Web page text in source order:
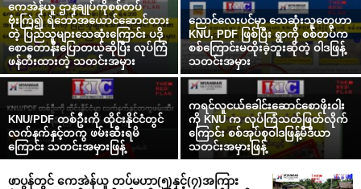
ကေအဲန်ယူ ဌာနချုပ်ကိုစစ်တပ်
ဗုံးကြဲ၍ ရဲဘော်အယောင်ဆောင်ထား
တဲ့ ပြည်သူများသေဆုံးကြောင်း ပဒို
စောတောနီးပြောတယ်ဆိုပြီး လုပ်ကြံ
ဖန်တီးထားတဲ့ သတင်းအမှား
ညောင်လေးပင်မှာ သေဆုံးသူတွေဟာ
KNU, PDF ဖြစ်ပြီး ရွာကို စစ်တပ်က
စစ်ကြောင်းမထိုးခဲ့ဘူးဆိုတဲ့ ဝါဒဖြန့်
သတင်းအမှား
KNU/PDF တစ်ဦးကို ထိုင်းနိုင်ငံတွင်
လက်နက်နှင့်တကွ ဖမ်းဆီးရမိ
ကြောင်း သတင်းအမှားဖြန့်
ကရင်လူငယ်ခေါင်းဆောင်စောဖိုးဝါး
ကို KNU က လုပ်ကြံသတ်ဖြတ်လိုက်
ကြောင်း စစ်အုပ်စုဝါဒဖြန့်မီဒီယာ
သတင်းအမှားဖြန့်
ဖာပွန်တွင် ကေအဲန်ယူ တပ်မဟာ(၅)နှင့်(၇)အကြား